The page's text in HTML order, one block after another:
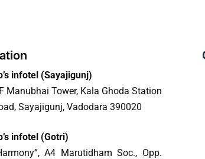
infotel (Sayajigunj)
Manubhai Tower, Kala Ghoda Station
Sayajigunj, Vadodara 390020
infotel (Gotri)
A4 Marutidham Soc., Opp.